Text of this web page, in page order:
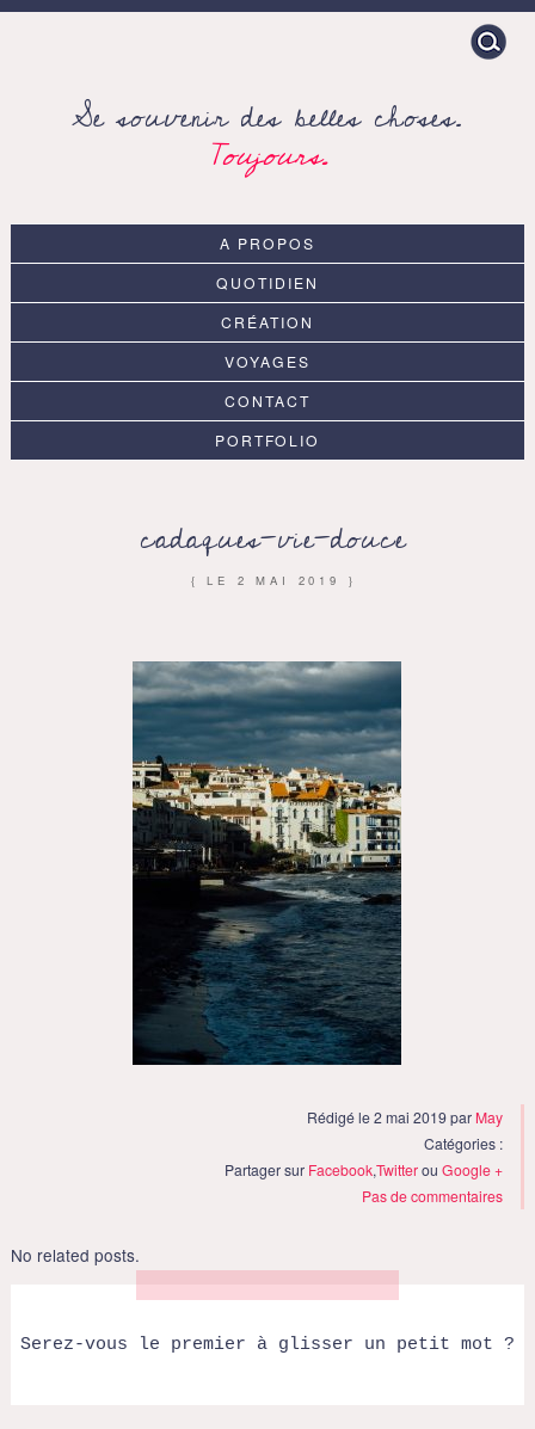
Search
for:
Se souvenir des belles choses.
Toujours.
A PROPOS
QUOTIDIEN
CRÉATION
VOYAGES
CONTACT
PORTFOLIO
cadaques-vie-douce
{ LE 2 MAI 2019 }
Rédigé le 2 mai 2019 par May
Catégories :
Partager sur Facebook,TwitterouGoogle +
Pas de commentaires
No related posts.
Serez-vous le premier à glisser un petit mot ?